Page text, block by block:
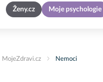
Ženy.cz Moje psychologie
MojeZdravi.cz Nemoci